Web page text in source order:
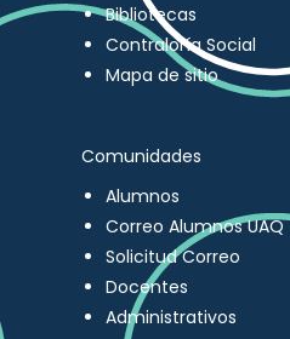
Bibliotecas
Contraloría Social
Mapa de sitio
Comunidades
Alumnos
Correo Alumnos UAQ
Solicitud Correo
Docentes
Administrativos